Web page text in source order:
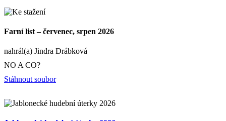
Farní list – červenec, srpen 2026
nahrál(a) Jindra Drábková
NO A CO?
Stáhnout soubor